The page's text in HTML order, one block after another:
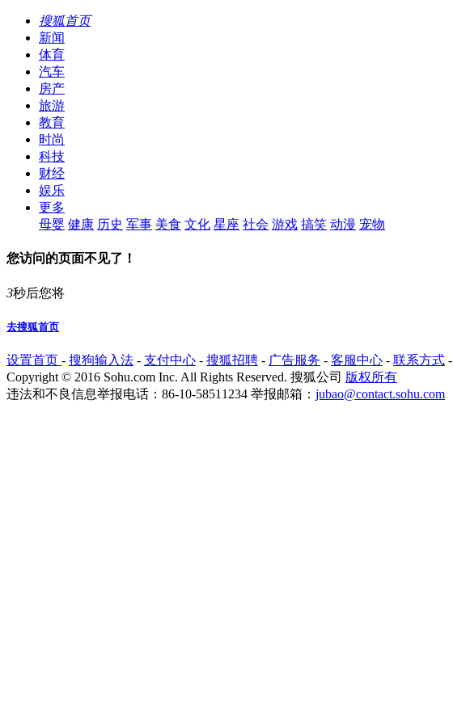
搜狐首页
新闻
体育
汽车
房产
旅游
教育
时尚
科技
财经
娱乐
更多
母婴 健康 历史 军事 美食 文化 星座 社会 游戏 搞笑 动漫 宠物
您访问的页面不见了！
3秒后您将
去搜狐首页
设置首页 - 搜狗输入法 - 支付中心 - 搜狐招聘 - 广告服务 - 客服中心 - 联系方式 -
Copyright © 2016 Sohu.com Inc. All Rights Reserved. 搜狐公司 版权所有
违法和不良信息举报电话：86-10-58511234 举报邮箱： jubao@contact.sohu.com